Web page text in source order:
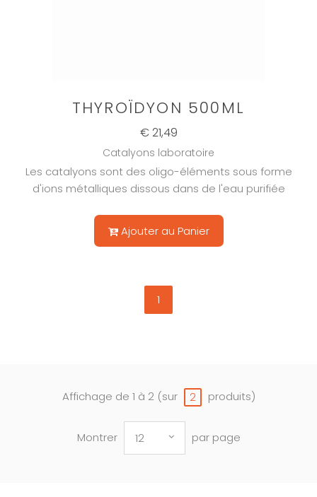
THYROÏDYON 500ML
€ 21,49
Catalyons laboratoire
Les catalyons sont des oligo-éléments sous forme
d'ions métalliques dissous dans de l'eau purifiée
Ajouter au Panier
1
Affichage de 1 à 2 (sur 2 produits)
Montrer 12 par page